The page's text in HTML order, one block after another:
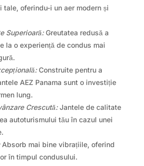
tale, oferindu-i un aer modern și
Superioară:Greutatea redusă a
la o experiență de condus mai
Construite pentru a
AEZ Panama sunt o investiție
lung.
Crescută:Jantele de calitate
autoturismului tău în cazul unei
Absorb mai bine vibrațiile, oferind
în timpul condusului.